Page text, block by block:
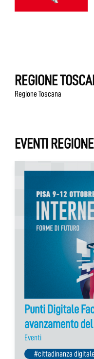
REGIONE
Regione Toscana
EVENTI
Punti Digitale
avanzamento
Eventi
#cittadinanza digitale